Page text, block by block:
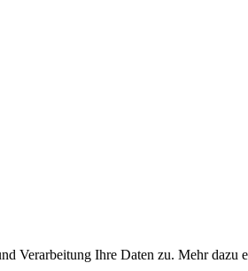
Verarbeitung Ihre Daten zu. Mehr dazu